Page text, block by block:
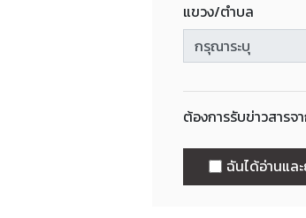
แขวง/ตำบล
ต้องการรับข่าวสารจ
ฉันได้อ่านแล